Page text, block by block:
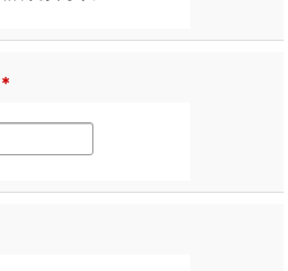
＊